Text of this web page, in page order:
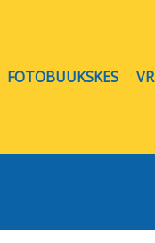
FOTOBUUKSKES